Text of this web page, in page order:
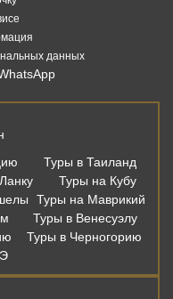
Левел Тревел
онлайн
Туры в Таиланд
Туры на Кубу